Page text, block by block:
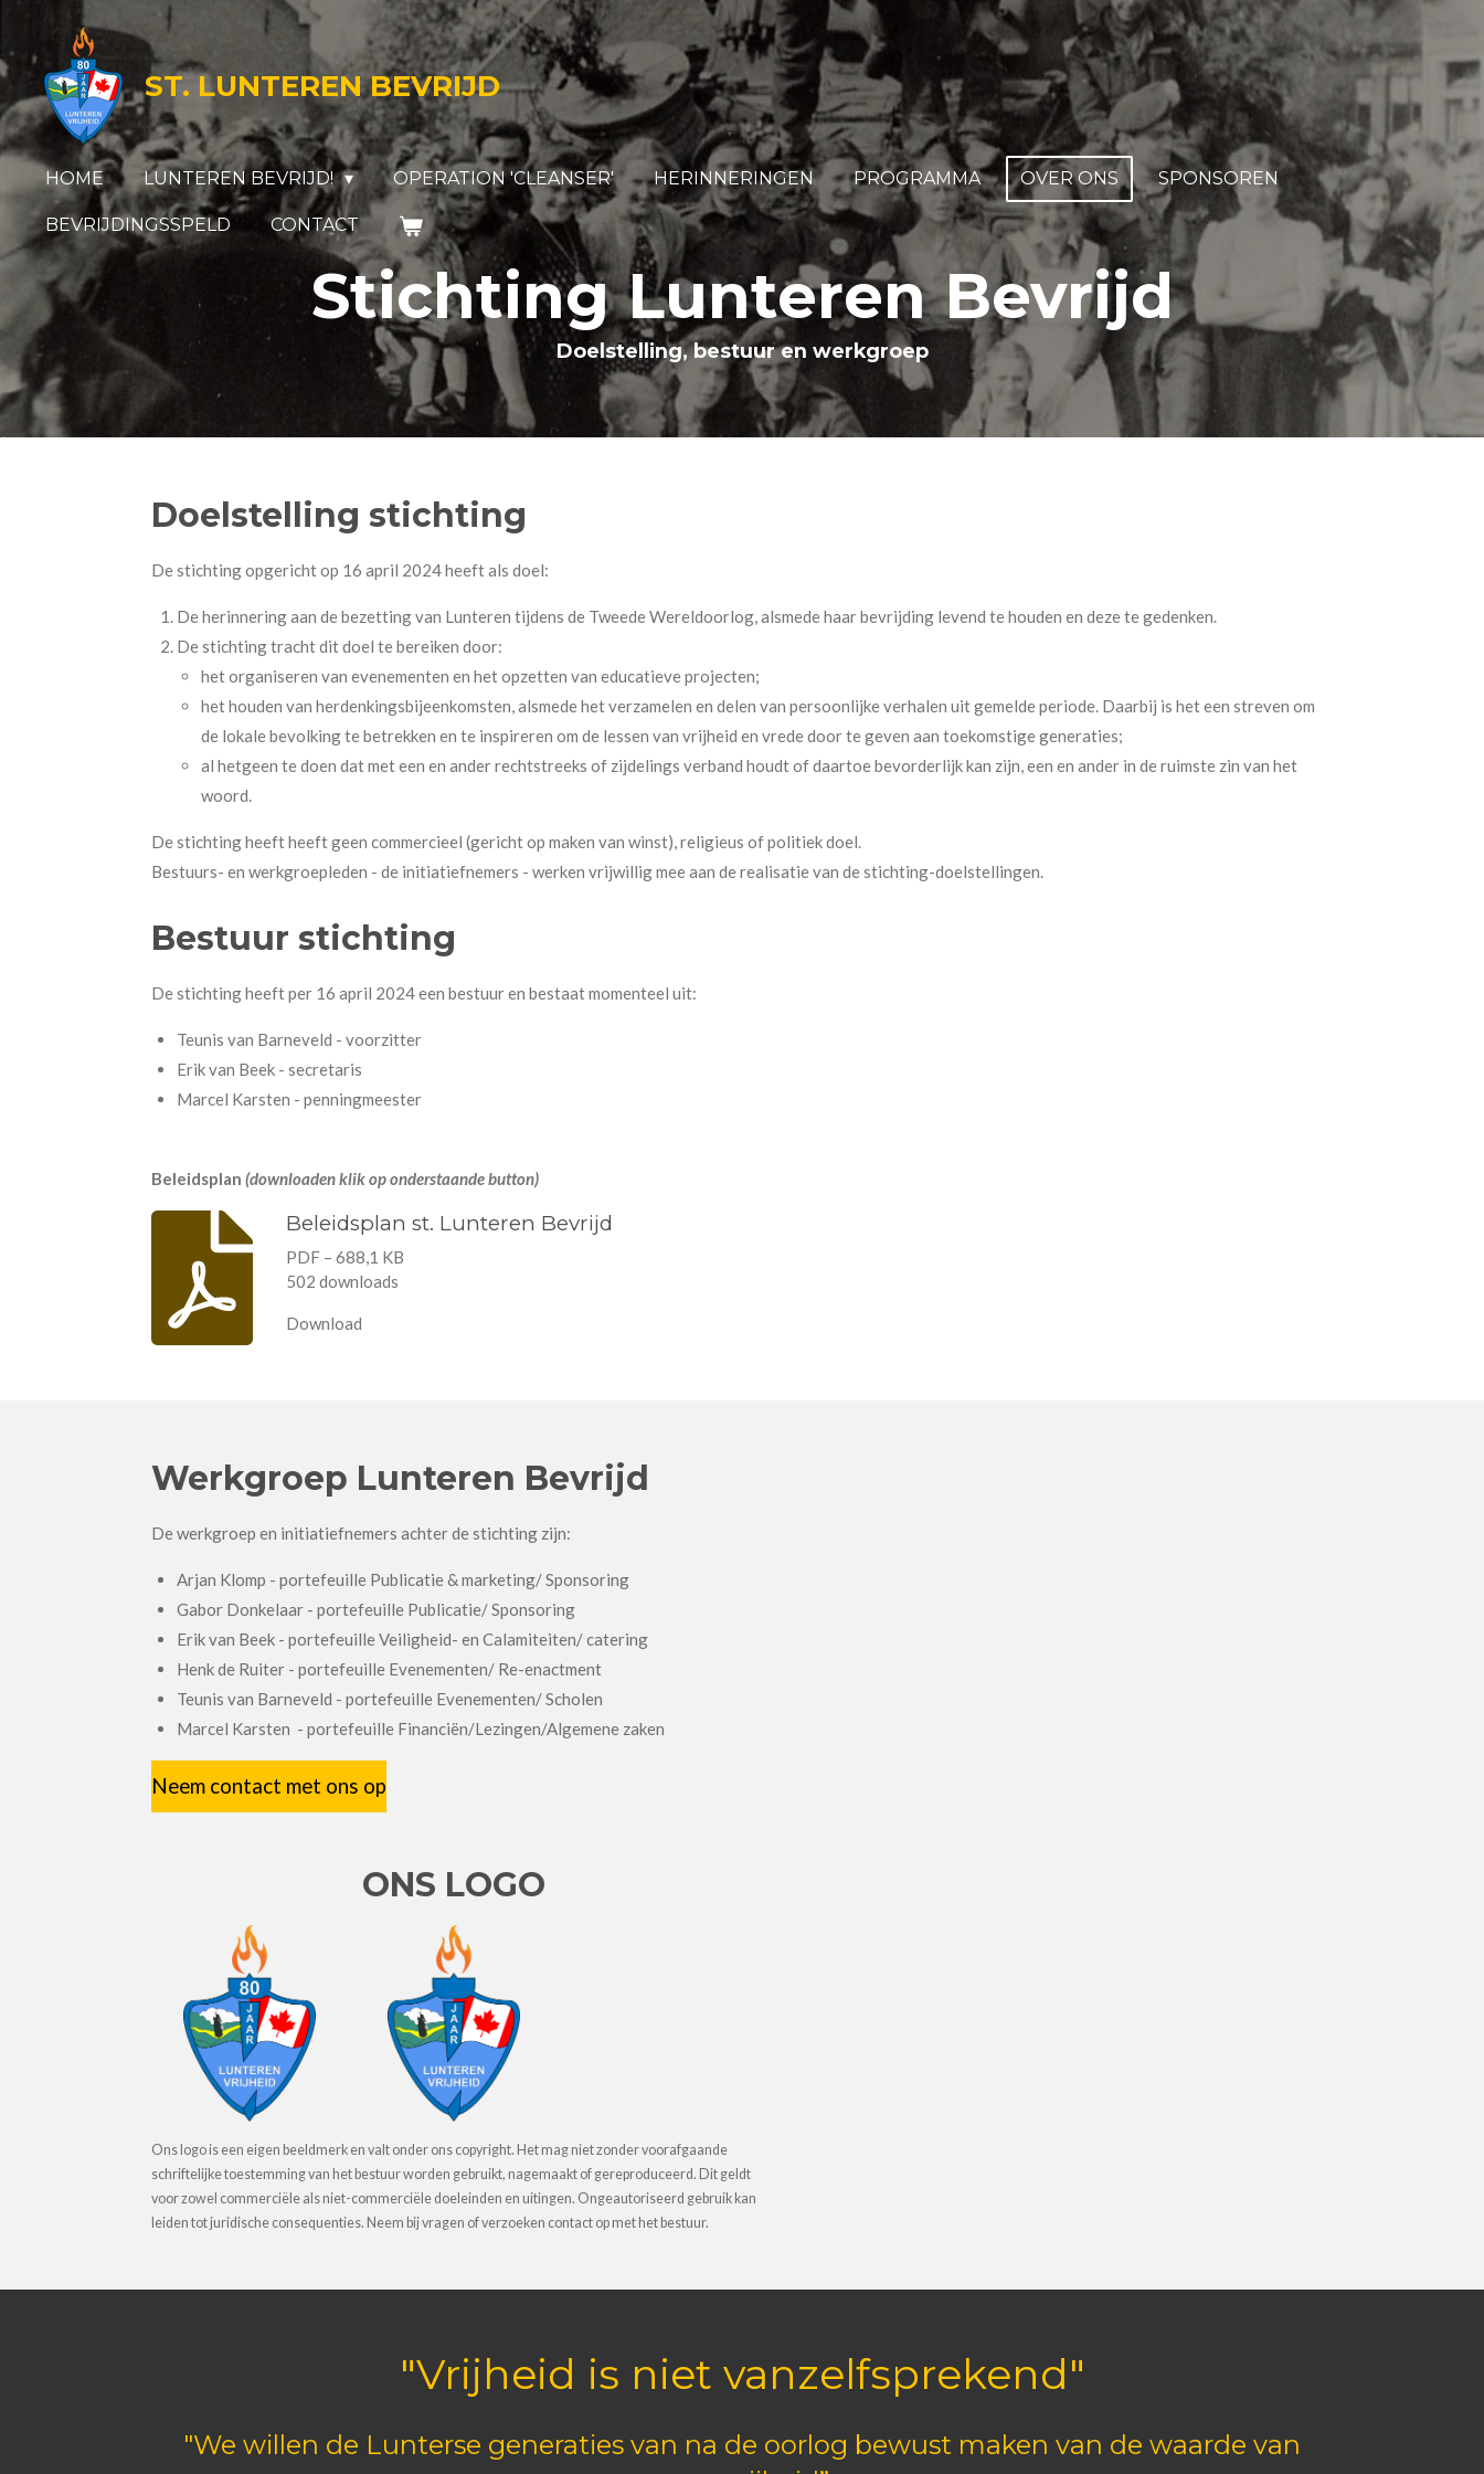
direct
de
hoofdinhoud
ST. LUNTEREN BEVRIJD
HOME LUNTEREN BEVRIJD! OPERATION 'CLEANSER' HERINNERINGEN PROGRAMMA OVER ONS SPONSOREN
BEVRIJDINGSSPELD CONTACT
Stichting Lunteren Bevrijd
Doelstelling, bestuur en werkgroep
Doelstelling stichting
De stichting opgericht op 16 april 2024 heeft als doel:
De herinnering aan de bezetting van Lunteren tijdens de Tweede Wereldoorlog, alsmede haar bevrijding levend te houden en deze te gedenken.
De stichting tracht dit doel te bereiken door:
het organiseren van evenementen en het opzetten van educatieve projecten;
het houden van herdenkingsbijeenkomsten, alsmede het verzamelen en delen van persoonlijke verhalen uit gemelde periode. Daarbij is het een streven om
de lokale bevolking te betrekken en te inspireren om de lessen van vrijheid en vrede door te geven aan toekomstige generaties;
al hetgeen te doen dat met een en ander rechtstreeks of zijdelings verband houdt of daartoe bevorderlijk kan zijn, een en ander in de ruimste zin van het
woord.
De stichting heeftheeft geen commercieel (gericht op maken van winst), religieus of politiek doel.
Bestuurs- en werkgroepleden - de initiatiefnemers - werken vrijwillig mee aan de realisatie van de stichting-doelstellingen.
Bestuur stichting
De stichting heeft per 16 april 2024 een bestuur en bestaat momenteel uit:
Teunis van Barneveld - voorzitter
Erik van Beek - secretaris
Marcel Karsten - penningmeester
Beleidsplan (downloaden klik op onderstaande button)
Beleidsplan st. Lunteren Bevrijd
PDF – 688,1 KB
502 downloads
Download
Werkgroep Lunteren Bevrijd
De werkgroep en initiatiefnemers achter de stichting zijn:
Arjan Klomp - portefeuille Publicatie & marketing/ Sponsoring
Gabor Donkelaar - portefeuille Publicatie/ Sponsoring
Erik van Beek - portefeuille Veiligheid- en Calamiteiten/ catering
Henk de Ruiter - portefeuille Evenementen/ Re-enactment
Teunis van Barneveld - portefeuille Evenementen/ Scholen
Marcel Karsten - portefeuille Financiën/Lezingen/Algemene zaken
Neem contact met ons op
ONS LOGO
Ons logo is een eigen beeldmerk en valt onder ons copyright. Het mag niet zonder voorafgaande
schriftelijke toestemming van het bestuur worden gebruikt, nagemaakt of gereproduceerd. Dit geldt
voor zowel commerciële als niet-commerciële doeleinden en uitingen. Ongeautoriseerd gebruik kan
leiden tot juridische consequenties. Neem bij vragen of verzoeken contact op met het bestuur.
"Vrijheid is niet vanzelfsprekend"
"We willen de Lunterse generaties van na de oorlog bewust maken van de waarde van